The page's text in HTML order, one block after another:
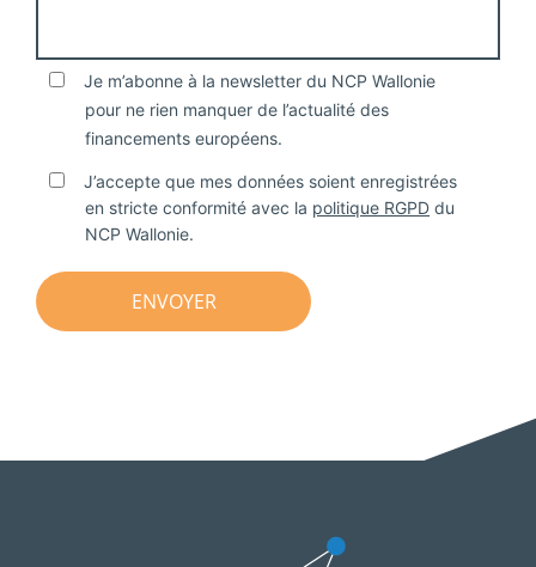
Je m’abonne à la newsletter du NCP Wallonie
pour ne rien manquer de l’actualité des
financements européens.
J’accepte que mes données soient enregistrées
en stricte conformité avec la politique RGPD du
NCP Wallonie.